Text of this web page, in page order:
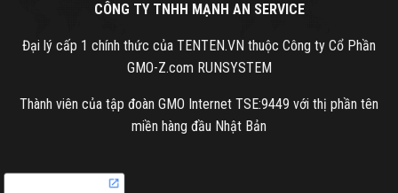
CÔNG TY TNHH MẠNH AN SERVICE
Đại lý cấp 1 chính thức của TENTEN.VN thuộc Công ty Cổ Phần
GMO-Z.com RUNSYSTEM
Thành viên của tập đoàn GMO Internet TSE:9449 với thị phần tên
miền hàng đầu Nhật Bản